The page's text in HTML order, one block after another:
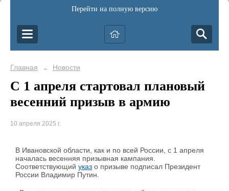
Перейти на полную версию
Главная → Новости
С 1 апреля стартовал плановый
весенний призыв в армию
10 апреля 2025 г.
В Ивановской области, как и по всей России, с 1 апреля
началась весенняя призывная кампания.
Соответствующий указ о призыве подписал Президент
России Владимир Путин.